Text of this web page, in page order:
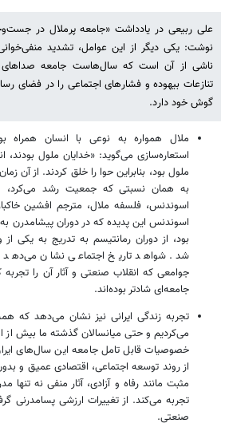
علی ربیعی در یادداشت «جامعه پرملال در
نوشت: یکی دیگر از این عوامل، تشدید
ناشی از آن است که سال‌هاست جامعه صداهای
تنازعات بیهوده و فشارهای اجتماعی را در فضای
گوش خود دارد.
ملال همواره به نوعی با انسان همراه
استعاره‌سازی می‌گوید: «خدایان ملول بودند،
ملول بود، بنابراین حوا را خلق کردند. از آن
به همان نسبتی که جمعیت رشد می‌کرد،
اسوندنس، فلسفه ملال، مترجم افشین
اسوندنس این پدیده که در دوران
بود، از دوران رمانتیسم به تدریج به یکی
شد. شواهد تاریخ اجتماعی نشان می‌دهد
جوامعی که انقلاب صنعتی و آثار آن را تجربه
جامعه‌ای شادتر بوده‌اند.
تجربه زندگی ایرانی نیز نشان می‌دهد که
می‌کردیم و حتی میانسالان گذشته ما بیش از
خصوصیات قابل تامل جامعه این سال‌های
از روند توسعه اجتماعی، اقتصادی عمیق و
مثبت مانند رفاه و آزادی، آثار منفی نه تنها
تجربه می‌کند. از تغییرات ارزشی پسامدرنی
صنعتی.